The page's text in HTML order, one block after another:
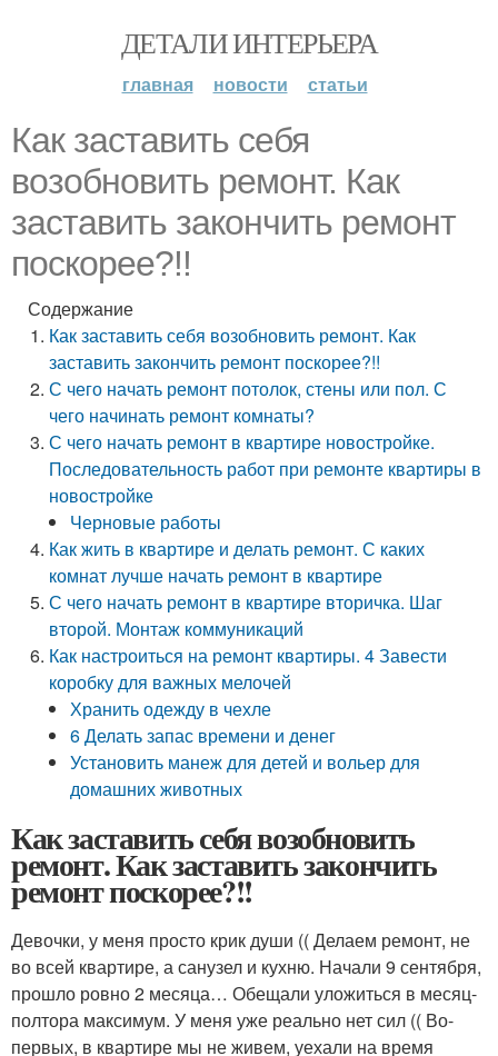
ДЕТАЛИ ИНТЕРЬЕРА
главная новости статьи
Как заставить себя
возобновить ремонт. Как
заставить закончить ремонт
поскорее?!!
Содержание
Как заставить себя возобновить ремонт. Как
заставить закончить ремонт поскорее?!!
С чего начать ремонт потолок, стены или пол. С
чего начинать ремонт комнаты?
С чего начать ремонт в квартире новостройке.
Последовательность работ при ремонте квартиры в
новостройке
Черновые работы
Как жить в квартире и делать ремонт. С каких
комнат лучше начать ремонт в квартире
С чего начать ремонт в квартире вторичка. Шаг
второй. Монтаж коммуникаций
Как настроиться на ремонт квартиры. 4 Завести
коробку для важных мелочей
Хранить одежду в чехле
6 Делать запас времени и денег
Установить манеж для детей и вольер для
домашних животных
Как заставить себя возобновить
ремонт. Как заставить закончить
ремонт поскорее?!!
Девочки, у меня просто крик души (( Делаем ремонт, не
во всей квартире, а санузел и кухню. Начали 9 сентября,
прошло ровно 2 месяца… Обещали уложиться в месяц-
полтора максимум. У меня уже реально нет сил (( Во-
первых, в квартире мы не живем, уехали на время